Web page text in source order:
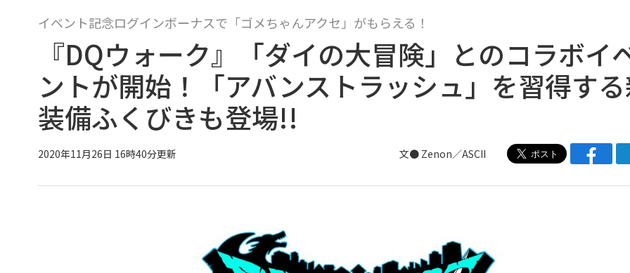
イベント記念ログインボーナスで「ゴメちゃんアクセ」がもらえる！
『DQウォーク』「ダイの大冒険」とのコラボイ
ントが開始！「アバンストラッシュ」を習得す
装備ふくびきも登場!!
2020年11月26日 16時40分更新 文● Zenon／ASCII